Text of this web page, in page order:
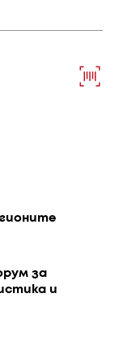
за
и